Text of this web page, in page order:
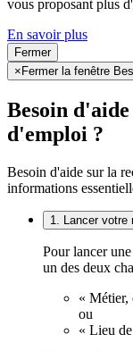
vous proposant plus
En savoir plus
Fermer
× Fermer la fenêtre
Besoin
d'emploi ?
Besoin d'aide sur la
informations
1. Lancer votre
Pour lancer
un des deux
« Métier,
ou
« Lieu